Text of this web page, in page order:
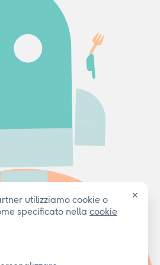
utilizziamo cookie o
specificato nella cookie
✕